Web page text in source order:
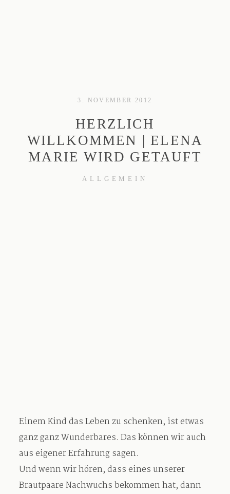
Home
Journal
3. NOVEMBER 2012
HERZLICH
WILLKOMMEN | ELENA
MARIE WIRD GETAUFT
ALLGEMEIN
Einem Kind das Leben zu schenken, ist etwas
ganz ganz Wunderbares. Das können wir auch
aus eigener Erfahrung sagen.
Und wenn wir hören, dass eines unserer
Brautpaare Nachwuchs bekommen hat, dann